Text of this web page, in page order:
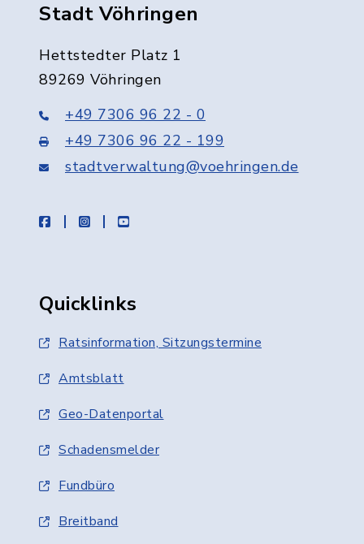
Stadt Vöhringen
Hettstedter Platz 1
89269 Vöhringen
+49 7306 96 22 - 0
+49 7306 96 22 - 199
stadtverwaltung@voehringen.de
facebookinstagramyoutube
Quicklinks
Ratsinformation, Sitzungstermine
Amtsblatt
Geo-Datenportal
Schadensmelder
Fundbüro
Breitband